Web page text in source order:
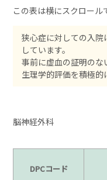
狭心症に対しての入
しています。
事前に虚血の証明のな
生理学的評価を積極的
脳神経外科
DPCコード